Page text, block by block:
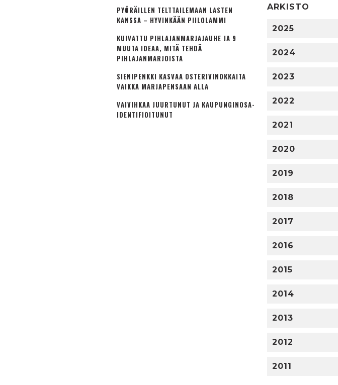
PYÖRÄILLEN TELTTAILEMAAN LASTEN
KANSSA – HYVINKÄÄN PIILOLAMMI
KUIVATTU PIHLAJANMARJAJAUHE JA 9
MUUTA IDEAA, MITÄ TEHDÄ
PIHLAJANMARJOISTA
SIENIPENKKI KASVAA OSTERIVINOKKAITA
VAIKKA MARJAPENSAAN ALLA
VAIVIHKAA JUURTUNUT JA KAUPUNGINOSA­
IDENTIFIOITUNUT
ARKISTO
2025
2024
2023
2022
2021
2020
2019
2018
2017
2016
2015
2014
2013
2012
2011